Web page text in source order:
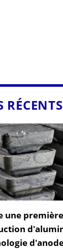
RÉCENTS
une première